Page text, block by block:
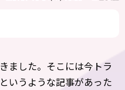
ました。そこには今トラ
いうような記事があった